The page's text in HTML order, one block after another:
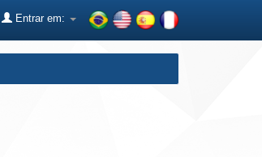
Entrar em: